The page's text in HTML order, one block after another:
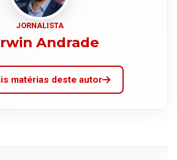
JORNALISTA
Andrade
matérias deste autor